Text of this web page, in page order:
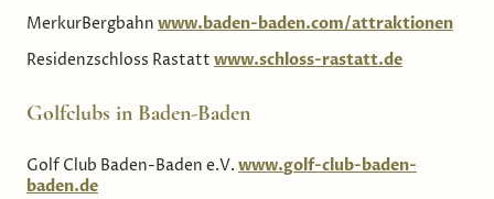
MerkurBergbahn www.baden-baden.com/attraktionen
Residenzschloss Rastatt www.schloss-rastatt.de
Golfclubs in Baden-Baden
Golf Club Baden-Baden e.V. www.golf-club-baden-
baden.de